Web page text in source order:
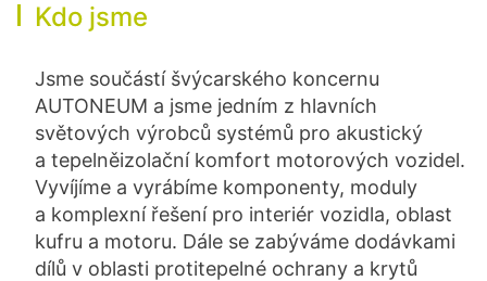
Kdo jsme
Jsme součástí švýcarského koncernu
AUTONEUM a jsme jedním z hlavních
světových výrobců systémů pro akustický
a tepelněizolační komfort motorových vozidel.
Vyvíjíme a vyrábíme komponenty, moduly
a komplexní řešení pro interiér vozidla, oblast
kufru a motoru. Dále se zabýváme dodávkami
dílů v oblasti protitepelné ochrany a krytů